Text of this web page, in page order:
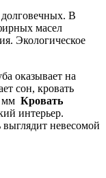
долговечных. В
масел
Экологическое
оказывает на
сон, кровать
мм Кровать
интерьер.
невесомой